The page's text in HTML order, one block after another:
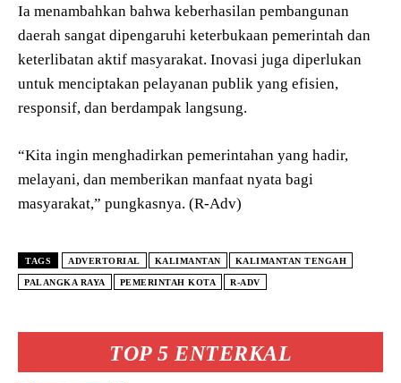
TOP 5 ENTERKAL
Ia menambahkan bahwa keberhasilan pembangunan
daerah sangat dipengaruhi keterbukaan pemerintah dan
keterlibatan aktif masyarakat. Inovasi juga diperlukan
untuk menciptakan pelayanan publik yang efisien,
responsif, dan berdampak langsung.
“Kita ingin menghadirkan pemerintahan yang hadir,
melayani, dan memberikan manfaat nyata bagi
masyarakat,” pungkasnya. (R-Adv)
TAGS ADVERTORIAL KALIMANTAN KALIMANTAN TENGAH
PALANGKA RAYA PEMERINTAH KOTA R-ADV